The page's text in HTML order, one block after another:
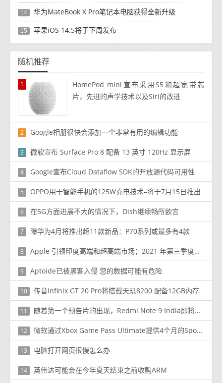
14 华为MateBook X Pro笔记本电脑获得全新升级
15 苹果iOS 14.5将于下周发布
随机推荐
1
HomePod mini宣布采用S5和超宽带芯
片，先进的声学技术以及Siri的改进
2 Google相册很快会添加一个非常有用的编辑功能
3 微软宣布 Surface Pro 8 配备 13 英寸 120Hz 显示屏
4 Google宣布Cloud Dataflow SDK的开放源代码可用性
5 OPPO用于智能手机的125W充电技术–将于7月15日推出
6 在5G方面进展不大的情况下，Dish继续畅所欲言
7 曝华为4月将推出超11款新品：P70系列或最多有4款
8 Apple 引领印度高端和超高端市场；2021 年第三季度实现惊人的 212% 同比增长
9 Aptoide已被黑客入侵 您的数据可能有危险
10 传音Infinix GT 20 Pro将搭载天玑8200 配备12GB内存
11 随着第一个预告片的出现，Redmi Note 9 India即将发布
12 微软通过Xbox Game Pass Ultimate提供4个月的Spotify Premium
13 电脑打开网页很慢怎么办
14 英伟达可能会在今年夏天结束之前收购ARM